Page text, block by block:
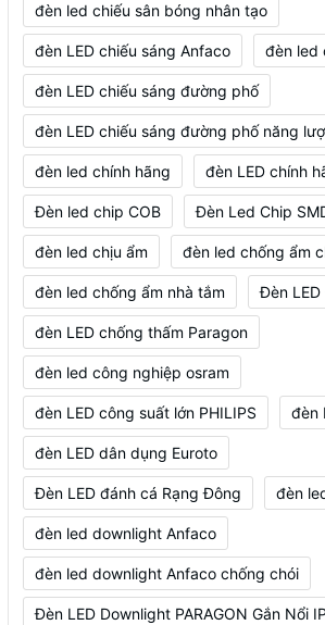
đèn led chiếu sân bóng nhân tạo
đèn LED chiếu sáng Anfaco đèn led
đèn LED chiếu sáng đường phố
đèn LED chiếu sáng đường phố năng
đèn led chính hãng đèn LED chính
Đèn led chip COB Đèn Led Chip
đèn led chịu ẩm đèn led chống ẩm
đèn led chống ẩm nhà tắm Đèn
đèn LED chống thấm Paragon
đèn led công nghiệp osram
đèn LED công suất lớn PHILIPS đèn
đèn LED dân dụng Euroto
Đèn LED đánh cá Rạng Đông đèn
đèn led downlight Anfaco
đèn led downlight Anfaco chống chói
Đèn LED Downlight PARAGON Gắn Nổi